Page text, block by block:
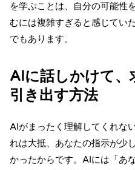
を学ぶこと は、自分の可能性
むには複雑すぎると感じてい
でもあります。
AIに話しかけて、
引き出す方法
AIがまったく理解してくれな
れは大抵、あなたの指示が少
かったからです。AIには「あ